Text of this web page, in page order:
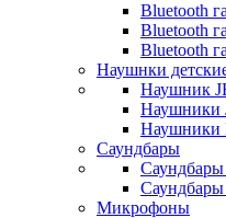
Bluetooth
Bluetooth
Bluetooth
Наушнки
Наушник
Наушники
Наушники
Саундбары
Саундбары
Микрофоны